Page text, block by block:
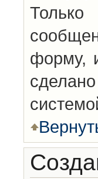
Только
форму,